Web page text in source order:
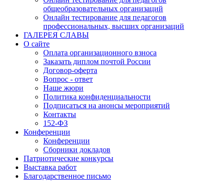
общеобразовательных организаций
Онлайн тестирование для педагогов
профессиональных, высших организаций
ГАЛЕРЕЯ СЛАВЫ
О сайте
Оплата организационного взноса
Заказать диплом почтой России
Договор-оферта
Вопрос - ответ
Наше жюри
Политика конфиденциальности
Подписаться на анонсы мероприятий
Контакты
152-ФЗ
Конференции
Конференции
Сборники докладов
Патриотические конкурсы
Выставка работ
Благодарственное письмо